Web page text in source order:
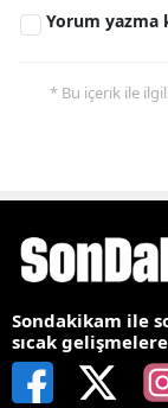
Yorum yazma
* Bu içerik ile
Sondakikam ile
sıcak